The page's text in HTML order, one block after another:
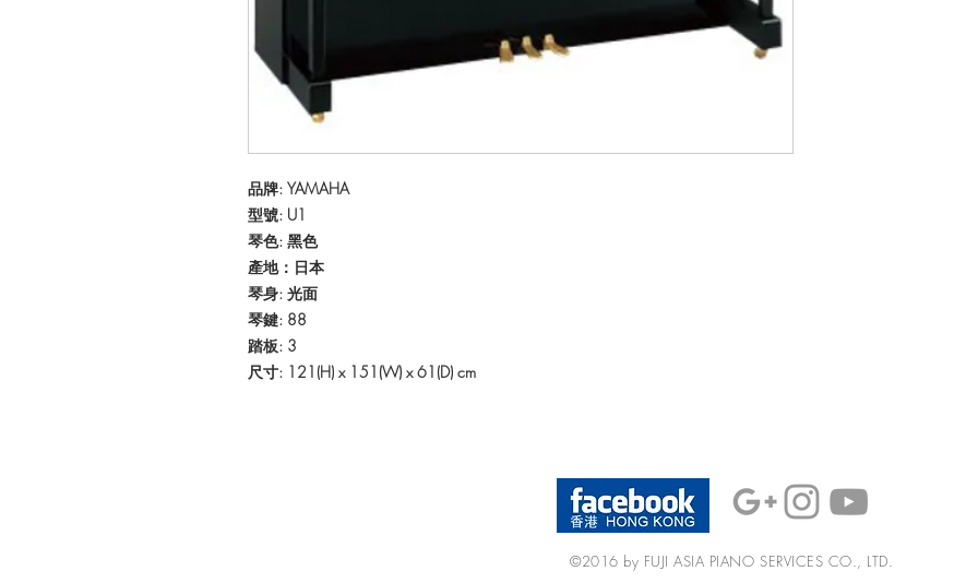
品牌: YAMAHA
型號: U1
琴色: 黑色
產地：日本
琴身: 光面
琴鍵: 88
踏板: 3
尺寸: 121(H) x 151(W) x 61(D) cm
©2016 by FUJI ASIA PIANO SERVICES CO., LTD.